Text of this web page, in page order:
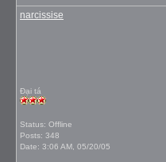
narcissise
Đại tá
Status: Offline
Posts: 348
Date: 3:06 AM, 05/20/05